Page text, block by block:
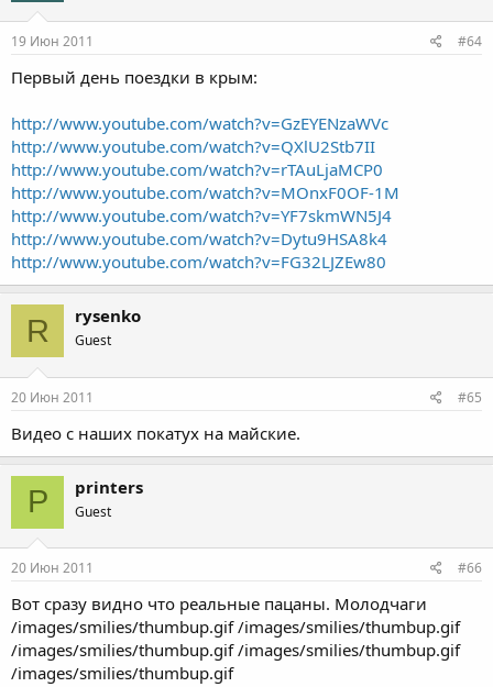
19 Июн 2011 #64
Первый день поездки в крым:
http://www.youtube.com/watch?v=GzEYENzaWVc
http://www.youtube.com/watch?v=QXlU2Stb7II
http://www.youtube.com/watch?v=rTAuLjaMCP0
http://www.youtube.com/watch?v=MOnxF0OF-1M
http://www.youtube.com/watch?v=YF7skmWN5J4
http://www.youtube.com/watch?v=Dytu9HSA8k4
http://www.youtube.com/watch?v=FG32LJZEw80
R rysenko
Guest
20 Июн 2011 #65
Видео с наших покатух на майские.
P printers
Guest
20 Июн 2011 #66
Вот сразу видно что реальные пацаны. Молодчаги
/images/smilies/thumbup.gif /images/smilies/thumbup.gif
/images/smilies/thumbup.gif /images/smilies/thumbup.gif
/images/smilies/thumbup.gif